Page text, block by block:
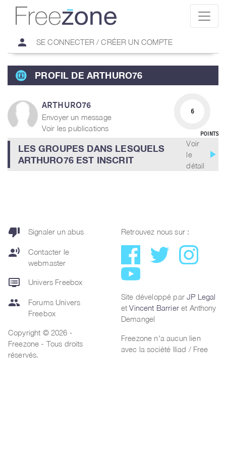
person SE CONNECTER / CRÉER UN COMPTE
PROFIL DE ARTHURO76
ARTHURO76
Envoyer un message
Voir les publications
6
POINTS
LES GROUPES DANS LESQUELS
ARTHURO76 EST INSCRIT
Voir
le
détail
play_arrow
thumb_down Signaler un abus
record_voice_over
Contacter le
webmaster
dvr Univers Freebox
group
Forums Univers
Freebox
Copyright © 2026 -
Freezone - Tous droits
réservés.
Retrouvez nous sur :
Site développé parJP Legal
etVincent Barrieret Anthony
Demangel
Freezone n'a aucun lien
avec la société Iliad / Free